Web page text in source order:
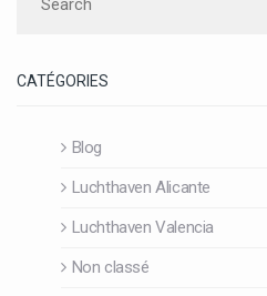
CATÉGORIES
Blog
Luchthaven Alicante
Luchthaven Valencia
Non classé